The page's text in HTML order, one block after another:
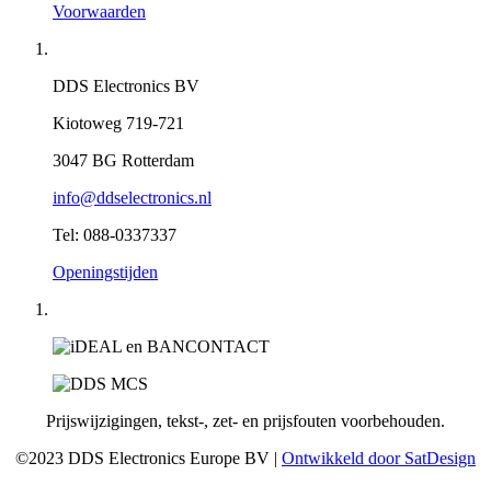
Voorwaarden
DDS Electronics BV
Kiotoweg 719-721
3047 BG Rotterdam
info@ddselectronics.nl
Tel: 088-0337337
Openingstijden
Prijswijzigingen, tekst-, zet- en prijsfouten voorbehouden.
©2023 DDS Electronics Europe BV | Ontwikkeld door SatDesign